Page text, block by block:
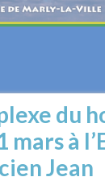
du
à
Jean